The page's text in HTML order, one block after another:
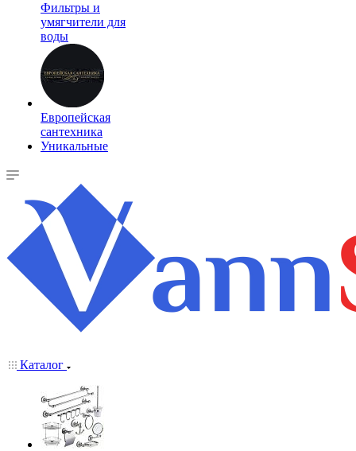
Фильтры и
умягчители для
воды
Европейская
сантехника
Уникальные
Каталог